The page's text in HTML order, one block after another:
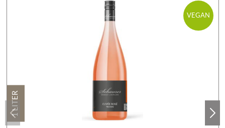
VEGAN
1 LITER